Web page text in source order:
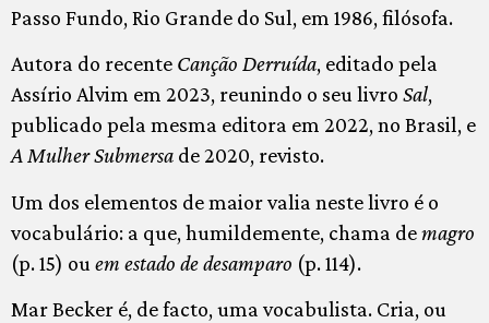
Passo Fundo, Rio Grande do Sul, em 1986, filósofa.
Autora do recente Canção Derruída, editado pela
Assírio Alvim em 2023, reunindo o seu livro Sal,
publicado pela mesma editora em 2022, no Brasil, e
A Mulher Submersa de 2020, revisto.
Um dos elementos de maior valia neste livro é o
vocabulário: a que, humildemente, chama demagro
(p. 15) ou em estado de desamparo (p. 114).
Mar Becker é, de facto, uma vocabulista. Cria, ou